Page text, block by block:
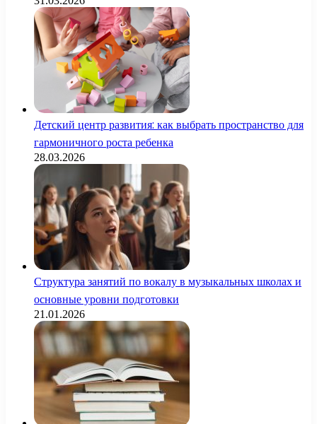
Детский центр развития: как выбрать пространство для
гармоничного роста ребенка
28.03.2026
Структура занятий по вокалу в музыкальных школах и
основные уровни подготовки
21.01.2026